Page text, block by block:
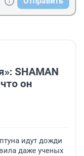
SHAMAN
он
идут дожди
даже ученых